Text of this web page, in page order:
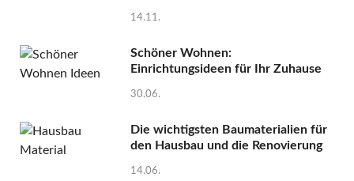
14.11.
Schöner Wohnen:
Einrichtungsideen für Ihr Zuhause
30.06.
Die wichtigsten Baumaterialien für
den Hausbau und die Renovierung
14.06.